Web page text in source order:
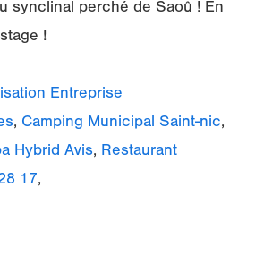
synclinal perché de Saoû ! En
!
Entreprise
, Camping Municipal Saint-nic,
Hybrid Avis, Restaurant
17,